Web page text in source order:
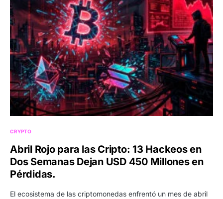
CRYPTO
Abril Rojo para las Cripto: 13 Hackeos en
Dos Semanas Dejan USD 450 Millones en
Pérdidas.
El ecosistema de las criptomonedas enfrentó un mes de abril